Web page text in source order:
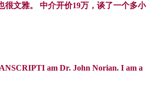
文雅。 中介开价19万，谈了一个多小
am Dr. John Norian. I am a